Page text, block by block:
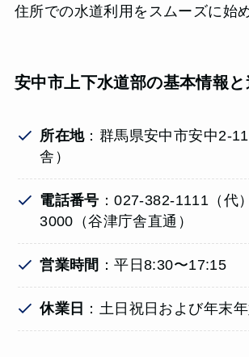
住所での水道利用をスムーズに始
安中市上下水道部の基本情報
所在地：群馬県安中市安中2-
舎）
電話番号 ：027-382-1111（代
3000（谷津庁舎直通）
営業時間 ：平日8:30〜17:15
休業日 ：土日祝日および年末